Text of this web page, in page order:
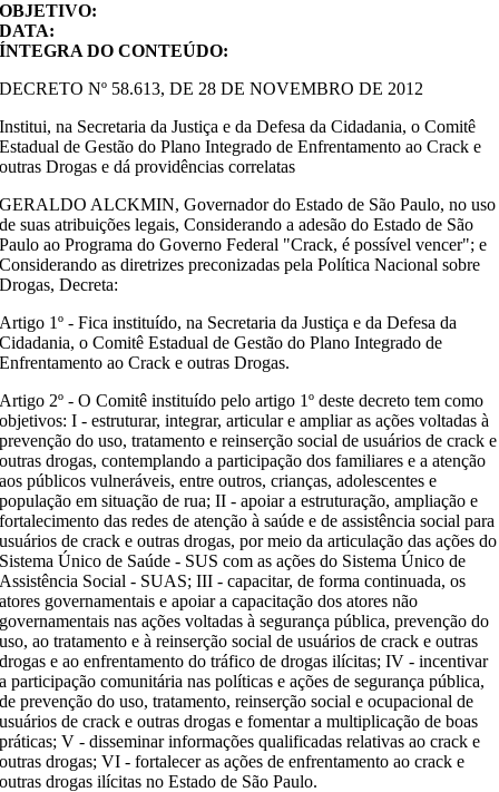
OBJETIVO:
DATA:
ÍNTEGRA DO CONTEÚDO:
DECRETO Nº 58.613, DE 28 DE NOVEMBRO DE 2012
Institui, na Secretaria da Justiça e da Defesa da Cidadania, o Comitê
Estadual de Gestão do Plano Integrado de Enfrentamento ao Crack e
outras Drogas e dá providências correlatas
GERALDO ALCKMIN, Governador do Estado de São Paulo, no uso
de suas atribuições legais, Considerando a adesão do Estado de São
Paulo ao Programa do Governo Federal "Crack, é possível vencer"; e
Considerando as diretrizes preconizadas pela Política Nacional sobre
Drogas, Decreta:
Artigo 1º - Fica instituído, na Secretaria da Justiça e da Defesa da
Cidadania, o Comitê Estadual de Gestão do Plano Integrado de
Enfrentamento ao Crack e outras Drogas.
Artigo 2º - O Comitê instituído pelo artigo 1º deste decreto tem como
objetivos: I - estruturar, integrar, articular e ampliar as ações voltadas à
prevenção do uso, tratamento e reinserção social de usuários de crack e
outras drogas, contemplando a participação dos familiares e a atenção
aos públicos vulneráveis, entre outros, crianças, adolescentes e
população em situação de rua; II - apoiar a estruturação, ampliação e
fortalecimento das redes de atenção à saúde e de assistência social para
usuários de crack e outras drogas, por meio da articulação das ações do
Sistema Único de Saúde - SUS com as ações do Sistema Único de
Assistência Social - SUAS; III - capacitar, de forma continuada, os
atores governamentais e apoiar a capacitação dos atores não
governamentais nas ações voltadas à segurança pública, prevenção do
uso, ao tratamento e à reinserção social de usuários de crack e outras
drogas e ao enfrentamento do tráfico de drogas ilícitas; IV - incentivar
a participação comunitária nas políticas e ações de segurança pública,
de prevenção do uso, tratamento, reinserção social e ocupacional de
usuários de crack e outras drogas e fomentar a multiplicação de boas
práticas; V - disseminar informações qualificadas relativas ao crack e
outras drogas; VI - fortalecer as ações de enfrentamento ao crack e
outras drogas ilícitas no Estado de São Paulo.